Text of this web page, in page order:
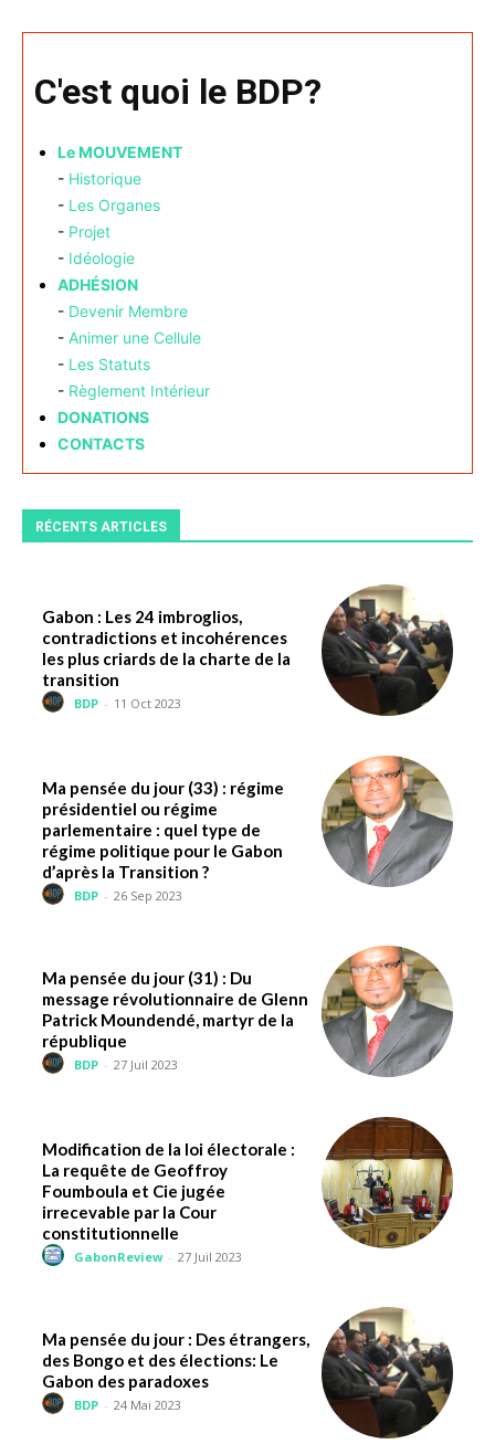
C'est quoi le BDP?
Le MOUVEMENT
- Historique
- Les Organes
- Projet
- Idéologie
ADHÉSION
- Devenir Membre
- Animer une Cellule
- Les Statuts
- Règlement Intérieur
DONATIONS
CONTACTS
RÉCENTS ARTICLES
Gabon : Les 24 imbroglios,
contradictions et incohérences
les plus criards de la charte de la
transition
BDP - 11 Oct 2023
Ma pensée du jour (33) : régime
présidentiel ou régime
parlementaire : quel type de
régime politique pour le Gabon
d’après la Transition ?
BDP - 26 Sep 2023
Ma pensée du jour (31) : Du
message révolutionnaire de Glenn
Patrick Moundendé, martyr de la
république
BDP - 27 Juil 2023
Modification de la loi électorale :
La requête de Geoffroy
Foumboula et Cie jugée
irrecevable par la Cour
constitutionnelle
GabonReview - 27 Juil 2023
Ma pensée du jour : Des étrangers,
des Bongo et des élections: Le
Gabon des paradoxes
BDP - 24 Mai 2023